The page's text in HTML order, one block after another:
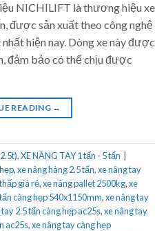
NICHILIFT là thương hiệu xe
được sản xuất theo công nghệ
hiện nay. Dòng xe này được
đảm bảo có thể chịu được
READING →
,XE NÂNG TAY 1 tấn - 5 tấn
,xe nâng hàng 2.5 tấn,xe nâng tay
giá rẻ,xe nâng pallet 2500kg,xe
càng hẹp 540x1150mm,xe nâng tay
2.5 tấn càng hẹp ac25s,xe nâng tay
ac25s,xe nâng tay càng hẹp